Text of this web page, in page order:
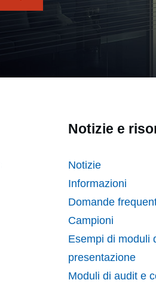
Notizie e
Notizie
Informazioni
Domande
Campioni
Esempi di moduli
presentazione
Moduli di audit e